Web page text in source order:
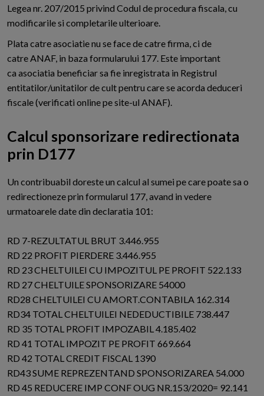
Legea nr. 207/2015 privind Codul de procedura fiscala, cu
modificarile si completarile ulterioare.
Plata catre asociatie nu se face de catre firma, ci de
catre ANAF, in baza formularului 177. Este important
ca asociatia beneficiar sa fie inregistrata in Registrul
entitatilor/unitatilor de cult pentru care se acorda deduceri
fiscale (verificati online pe site-ul ANAF).
Calcul sponsorizare redirectionata
prin D177
Un contribuabil doreste un calcul al sumei pe care poate sa o
redirectioneze prin formularul 177, avand in vedere
urmatoarele date din declaratia 101:
RD 7-REZULTATUL BRUT 3.446.955
RD 22 PROFIT PIERDERE 3.446.955
RD 23 CHELTUILEI CU IMPOZITUL PE PROFIT 522.133
RD 27 CHELTUILE SPONSORIZARE 54000
RD28 CHELTUILEI CU AMORT.CONTABILA 162.314
RD34 TOTAL CHELTUILEI NEDEDUCTIBILE 738.447
RD 35 TOTAL PROFIT IMPOZABIL 4.185.402
RD 41 TOTAL IMPOZIT PE PROFIT 669.664
RD 42 TOTAL CREDIT FISCAL 1390
RD43 SUME REPREZENTAND SPONSORIZAREA 54.000
RD 45 REDUCERE IMP CONF OUG NR.153/2020= 92.141